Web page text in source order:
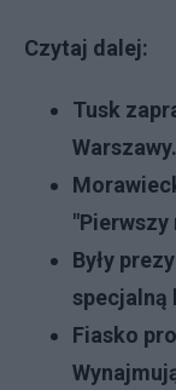
Czytaj dalej:
Tusk
Były
specjalną
Fiasko